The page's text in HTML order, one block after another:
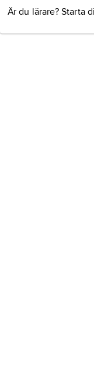
Är du lärare? Starta